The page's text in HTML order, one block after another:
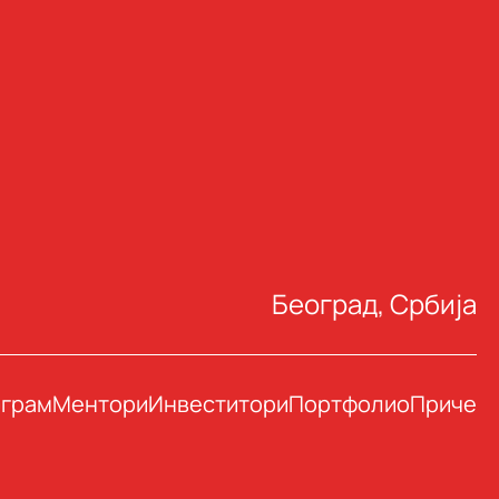
Београд, Србија
МенториИнвеститориПортфолиоПриче